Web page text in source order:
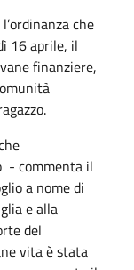
che
16 aprile, il
finanziere,
- commenta il
a nome di
e alla
del
vita è stata